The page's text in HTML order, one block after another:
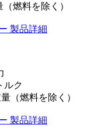
燃料を除く）
製品詳細
ルク
（燃料を除く）
製品詳細